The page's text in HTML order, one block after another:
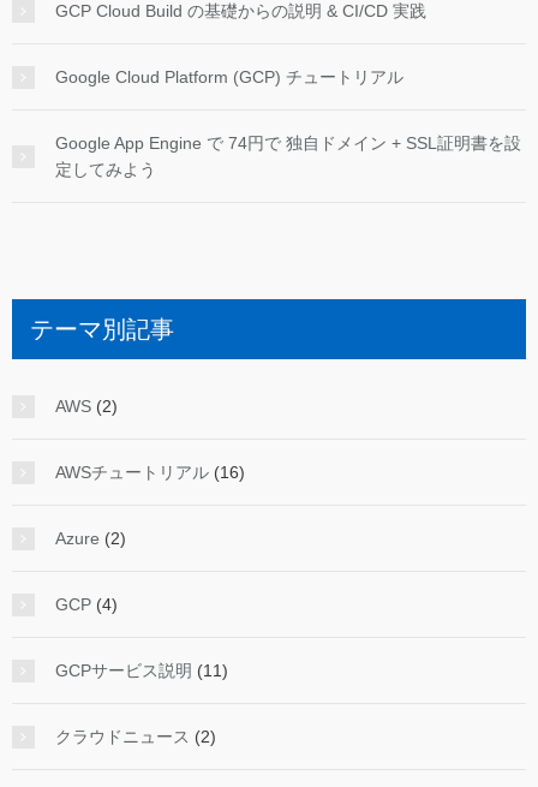
GCP Cloud Build の基礎からの説明 & CI/CD 実践
Google Cloud Platform (GCP) チュートリアル
Google App Engine で 74円で 独自ドメイン + SSL証明書を設
定してみよう
テーマ別記事
AWS (2)
AWSチュートリアル (16)
Azure (2)
GCP (4)
GCPサービス説明 (11)
クラウドニュース (2)